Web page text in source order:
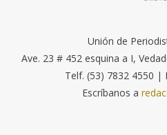
Unión de
Ave. 23 # 452 esquina a I,
Telf. (53) 7832 4550 |
Escríbanos a